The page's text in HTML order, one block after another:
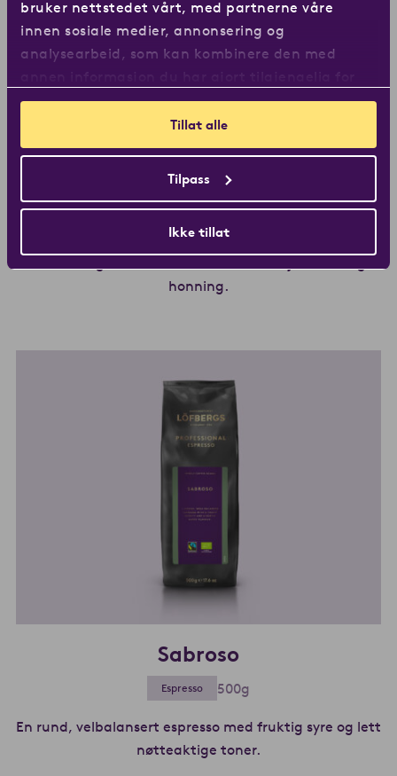
bruker nettstedet vårt, med partnerne våre
innen sosiale medier, annonsering og
analysearbeid, som kan kombinere den med
dem, eller som de har samlet inn gjennom din
bruk av tjenestene deres.
Tillat alle
Tilpass
Ikke tillat
Professional
En velbalansert kaffe med frisk fruktighet og en
honning.
Sabroso
Espresso 500g
En rund, velbalansert espresso med fruktig syre og lett
nøtteaktige toner.